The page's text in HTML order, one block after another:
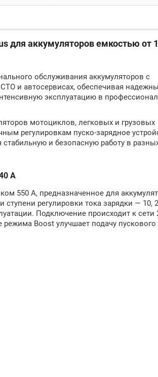
для аккумуляторов емкостью от
обслуживания аккумуляторов с
и автосервисах, обеспечивая
эксплуатацию в
мотоциклов, легковых и грузовых
регулировкам пуско-зарядное
и безопасную работу в
А
550 А, предназначенное для
регулировки тока зарядки — 10,
Подключение происходит к сети
Boost улучшает подачу пускового